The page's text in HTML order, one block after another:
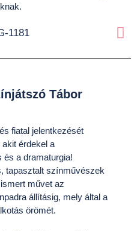
Tábor
fiatal jelentkezését
érdekel a
a dramaturgia!
tapasztalt színművészek
művet az
állításig, mely által a
örömét.